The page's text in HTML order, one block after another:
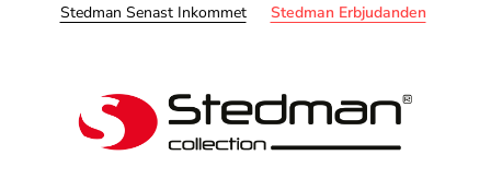
Stedman Senast Inkommet Stedman Erbjudanden